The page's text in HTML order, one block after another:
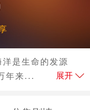
是生命的发源
年来...
展开